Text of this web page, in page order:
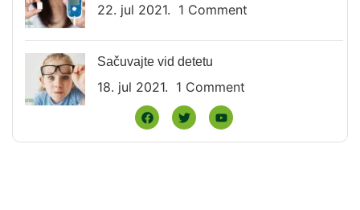
22. jul 2021. 1 Comment
Sačuvajte vid detetu
18. jul 2021. 1 Comment